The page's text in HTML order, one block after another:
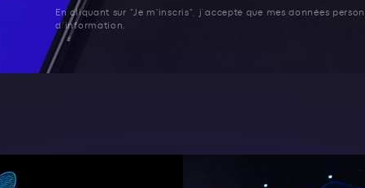
En cliquant sur "Je m'inscris", j’accepte que mes données
d’information.